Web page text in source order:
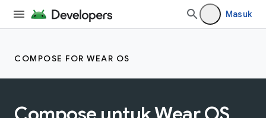
Masuk
COMPOSE FOR WEAR OS